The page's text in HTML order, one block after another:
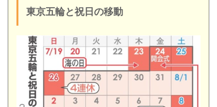
東京五輪と祝日の移動